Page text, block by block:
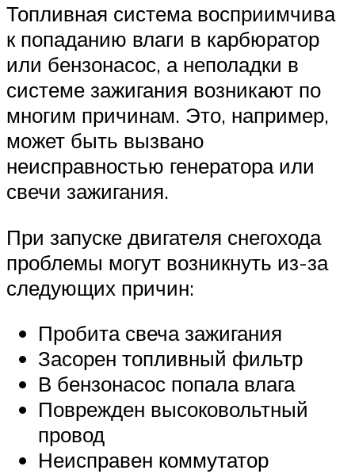
Топливная система восприимчива
к попаданию влаги в карбюратор
или бензонасос, а неполадки в
системе зажигания возникают по
многим причинам. Это, например,
может быть вызвано
неисправностью генератора или
свечи зажигания.
При запуске двигателя снегохода
проблемы могут возникнуть из-за
следующих причин:
Пробита свеча зажигания
Засорен топливный фильтр
В бензонасос попала влага
Поврежден высоковольтный
провод
Неисправен коммутатор